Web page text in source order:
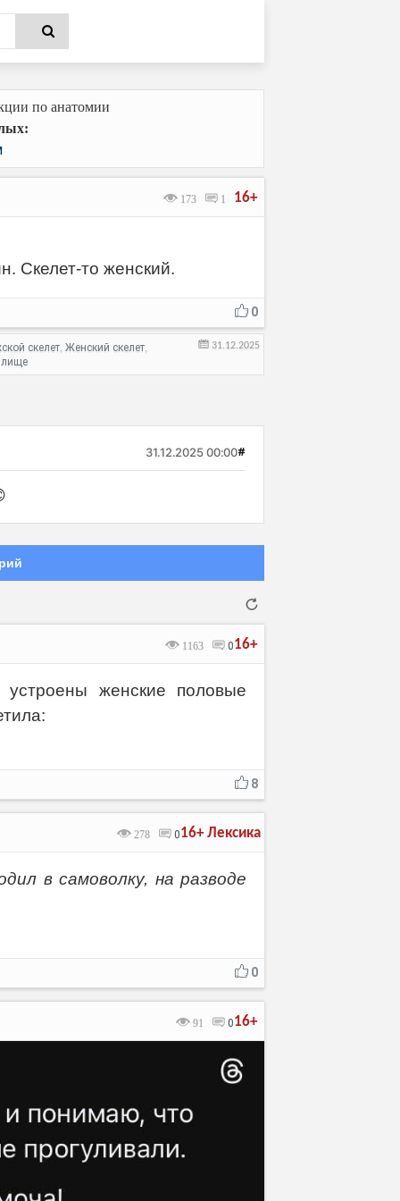
по анатомии
16+
173 1
Скелет-то женский.
0
31.12.2025
скелет, Женский скелет,
31.12.2025 00:00#
16+
1163 0
женские половые
8
Лексика
16+
278 0
в самоволку, на разводе
0
16+
91 0